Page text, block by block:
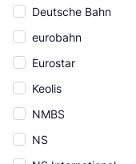
Deutsche Bahn
eurobahn
Eurostar
Keolis
NMBS
NS